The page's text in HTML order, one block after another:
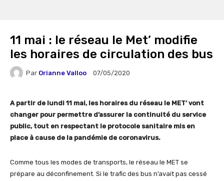
11 mai : le réseau le Met’ modifie
les horaires de circulation des bus
Par Orianne Valloo 07/05/2020
A partir de lundi 11 mai, les horaires du réseau le MET’ vont
changer pour permettre d’assurer la continuité du service
public, tout en respectant le protocole sanitaire mis en
place à cause de la pandémie de coronavirus.
Comme tous les modes de transports, le réseau le MET se
prépare au déconfinement. Si le trafic des bus n’avait pas cessé